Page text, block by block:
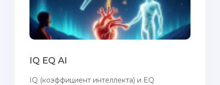
IQ EQ AI
IQ (коэффициент интеллекта) и EQ